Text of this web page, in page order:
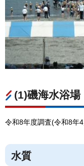
(1)磯海水浴場
令和8年度調査(令和8年
水質